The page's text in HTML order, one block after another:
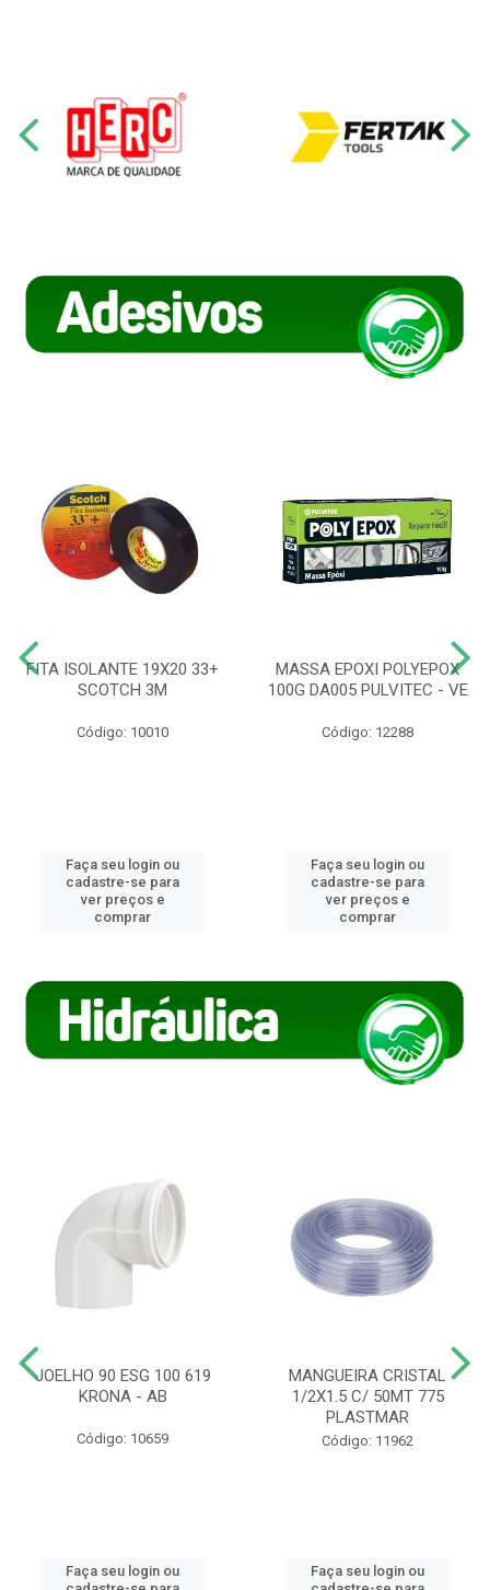
FITA ISOLANTE 19X20 33+
SCOTCH 3M
Código: 10010
Faça seu login ou
cadastre-se para
ver preços e
comprar
MASSA EPOXI POLYEPOX
100G DA005 PULVITEC - VE
Código: 12288
Faça seu login ou
cadastre-se para
ver preços e
comprar
JOELHO 90 ESG 100 619
KRONA - AB
Código: 10659
Faça seu login ou
MANGUEIRA CRISTAL
1/2X1.5 C/ 50MT 775
PLASTMAR
Código: 11962
Faça seu login ou